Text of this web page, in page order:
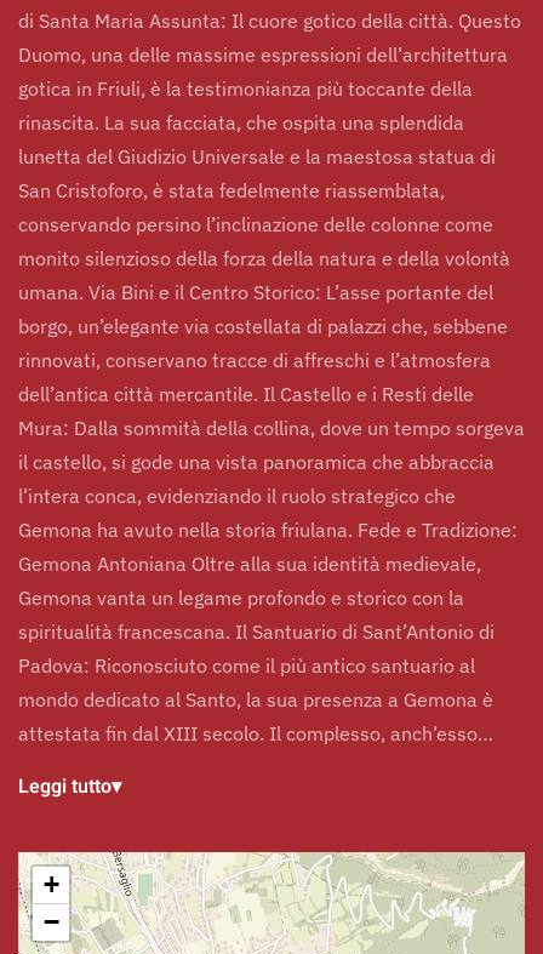
di Santa Maria Assunta: Il cuore gotico della città. Questo
Duomo, una delle massime espressioni dell’architettura
gotica in Friuli, è la testimonianza più toccante della
rinascita. La sua facciata, che ospita una splendida
lunetta del Giudizio Universale e la maestosa statua di
San Cristoforo, è stata fedelmente riassemblata,
conservando persino l’inclinazione delle colonne come
monito silenzioso della forza della natura e della volontà
umana. Via Bini e il Centro Storico: L’asse portante del
borgo, un’elegante via costellata di palazzi che, sebbene
rinnovati, conservano tracce di affreschi e l’atmosfera
dell’antica città mercantile. Il Castello e i Resti delle
Mura: Dalla sommità della collina, dove un tempo sorgeva
il castello, si gode una vista panoramica che abbraccia
l’intera conca, evidenziando il ruolo strategico che
Gemona ha avuto nella storia friulana. Fede e Tradizione:
Gemona Antoniana Oltre alla sua identità medievale,
Gemona vanta un legame profondo e storico con la
spiritualità francescana. Il Santuario di Sant’Antonio di
Padova: Riconosciuto come il più antico santuario al
mondo dedicato al Santo, la sua presenza a Gemona è
attestata fin dal XIII secolo. Il complesso, anch’esso…
Leggi tutto▾
+
−